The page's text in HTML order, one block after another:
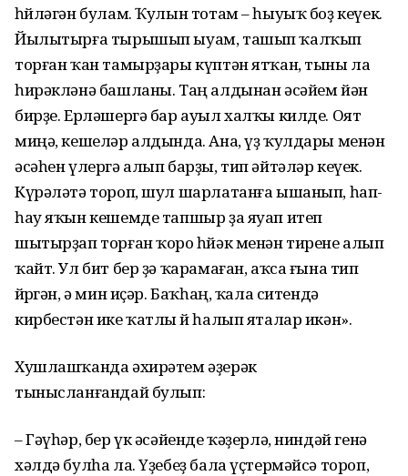
һөйләгән булам. Ҡулын тотам – һыуыҡ боҙ кеүек.
Йылытырға тырышып ыуам, ташып ҡалҡып
торған ҡан тамырҙары күптән ятҡан, тыны ла
һирәкләнә башланы. Таң алдынан әсәйем йән
бирҙе. Ерләшергә бар ауыл халҡы килде. Оят
миңә, кешеләр алдында. Ана, үҙ ҡулдары менән
әсәһен үлергә алып барҙы, тип әйтәләр кеүек.
Күрәләтә тороп, шул шарлатанға ышанып, һап-
һау яҡын кешемде тапшыр ҙа яуап итеп
шытырҙап торған ҡоро һөйәк менән тирене алып
ҡайт. Ул бит бер ҙә ҡарамаған, аҡса ғына тип
йөрөгән, ә мин иҫәр. Баҡһаң, ҡала ситендә
кирбестән ике ҡатлы өй һалып яталар икән».
Хушлашҡанда әхирәтем әҙерәк
тынысланғандай булып:
– Гәүһәр, бер үк әсәйенде ҡәҙерлә, ниндәй генә
хәлдә булһа ла. Үҙебеҙ бала үҫтермәйсә тороп,